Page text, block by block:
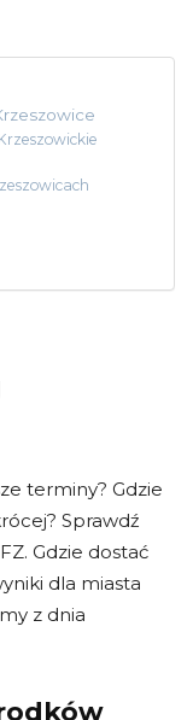
terminy? Gdzie
Sprawdź
Gdzie dostać
dla miasta
z dnia